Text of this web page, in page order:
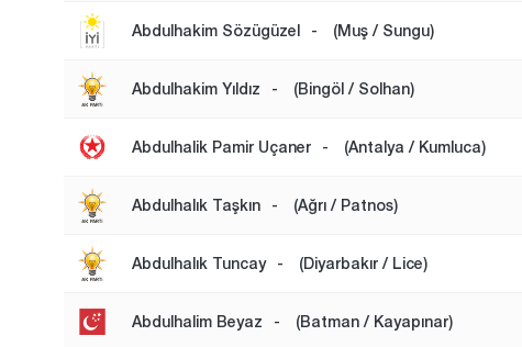
Abdulhakim Sözügüzel - (Muş / Sungu)
Abdulhakim Yıldız - (Bingöl / Solhan)
Abdulhalik Pamir Uçaner - (Antalya / Kumluca)
Abdulhalık Taşkın - (Ağrı / Patnos)
Abdulhalık Tuncay - (Diyarbakır / Lice)
Abdulhalim Beyaz - (Batman / Kayapınar)